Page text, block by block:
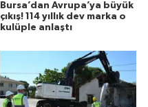
Bursa’dan Avrupa’ya büyük
çıkış! 114 yıllık dev marka o
kulüple anlaştı